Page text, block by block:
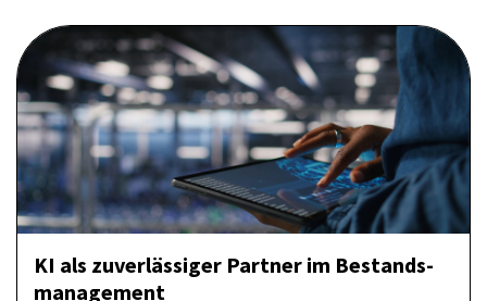
KI als zuverlässiger Partner im Bestands­
management